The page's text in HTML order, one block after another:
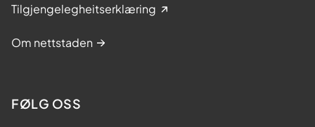
Tilgjengelegheitserklæring
Om nettstaden
FØLG OSS